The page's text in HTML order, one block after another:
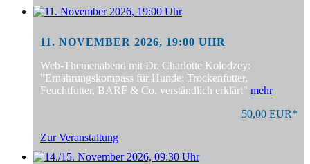
11. NOVEMBER 2026, 19:00 UHR
Web-Themenabend mit Dr. Charlotte Kolodzey:
"Ernährungskompass für Hunde: Trockenfutter,
Feuchtfutter, BARF & Co. verständlich erklärt" mehr
50,00 EUR*
Zur Veranstaltung